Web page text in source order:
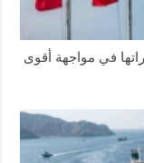
في مواجهة أقوى